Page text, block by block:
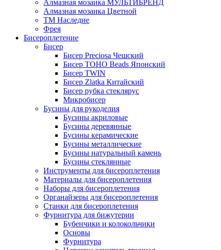
Алмазная мозаика МУЛЬТИБРЕНД
Алмазная мозаика Цветной
ТМ Наследие
Фрея
Бисероплетение
Бисер
Бисер Preciosa Чешский
Бисер TOHO Beads Японский
Бисер TWIN
Бисер Zlatka Китайский
Бисер рубка стеклярус
Микробисер
Бусины для рукоделия
Бусины акриловые
Бусины деревянные
Бусины керамические
Бусины металлические
Бусины натуральный камень
Бусины стеклянные
Инструменты для бисероплетения
Материалы для бисероплетения
Наборы для бисероплетения
Органайзеры для бисероплетения
Станки для бисероплетения
Фурнитура для бижутерии
Бубенчики и колокольчики
Основы
Фурнитура